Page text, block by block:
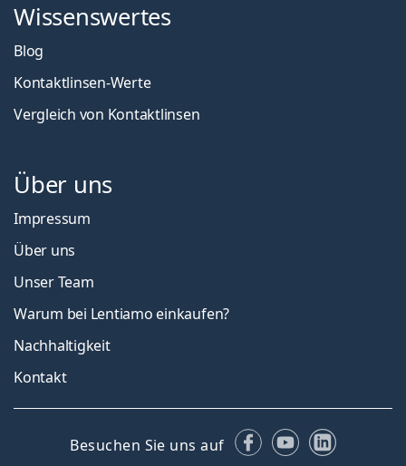
Wissenswertes
Blog
Kontaktlinsen-Werte
Vergleich von Kontaktlinsen
Über uns
Impressum
Über uns
Unser Team
Warum bei Lentiamo einkaufen?
Nachhaltigkeit
Kontakt
Besuchen Sie uns auf Facebook
YouTubeLinkedIn